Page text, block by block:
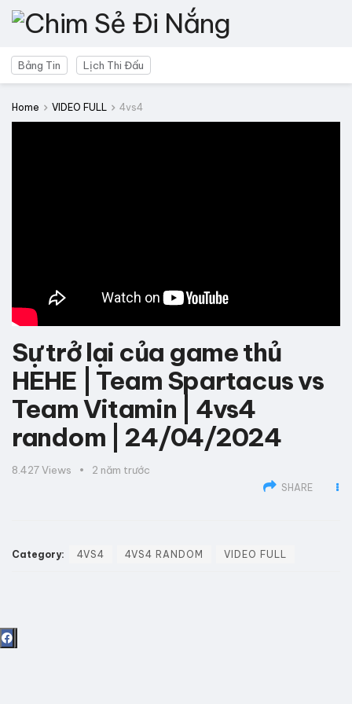
Bảng Tin Lịch Thi Đấu
Home VIDEO FULL 4vs4
Sự trở lại của game thủ
HEHE | Team Spartacus vs
Team Vitamin | 4vs4
random | 24/04/2024
8.427Views 2 năm trước
SHARE
Category: 4VS4 4VS4 RANDOM VIDEO FULL